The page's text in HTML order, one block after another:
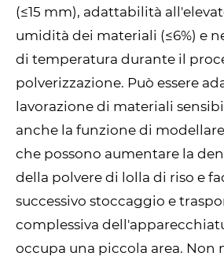
(≤15 mm), adattabilità
umidità dei materiali (≤6%) e
di temperatura durante il
polverizzazione. Può essere
lavorazione di materiali
anche la funzione di
che possono aumentare la
della polvere di lolla di riso e
successivo stoccaggio e
complessiva
occupa una piccola area. Non